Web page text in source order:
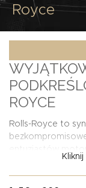
Royce
ROYCE
Rolls-Royce to
wyjątkowego
tuningowi Rolls-